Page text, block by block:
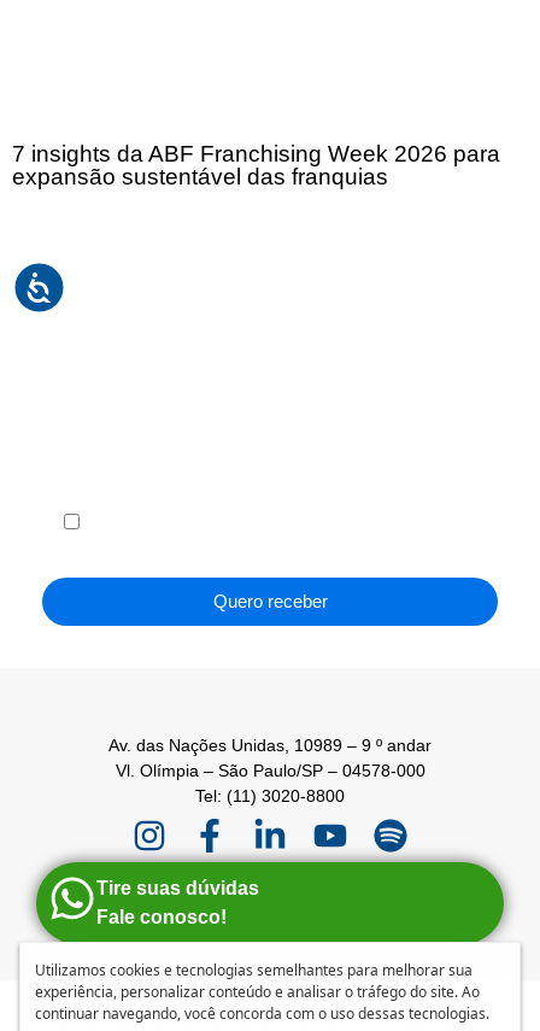
7 insights da ABF Franchising Week 2026 para
expansão sustentável das franquias
Quero receber
Av. das Nações Unidas, 10989 – 9 º andar
Vl. Olímpia – São Paulo/SP – 04578-000
Tel: (11) 3020-8800
Tire suas dúvidas
Fale conosco!
Utilizamos cookies e tecnologias semelhantes para melhorar sua
experiência, personalizar conteúdo e analisar o tráfego do site. Ao
continuar navegando, você concorda com o uso dessas tecnologias.